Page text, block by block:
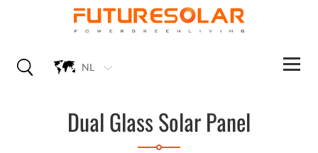
NL
Dual Glass Solar Panel